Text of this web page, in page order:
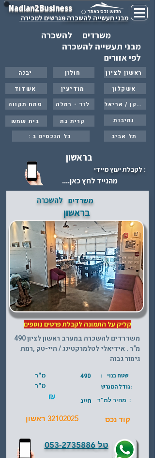
Nadlan2Business חפוש נכס באתר
מבני תעשייה להשכרה -מגרשים למכירה
משרדים
להשכרה
מבני תעשייה להשכרה
לפי אזורים
ראשון לציון חולון
יבנה
אשקלון
מודיעין
אשדוד
ברקן / אריאל
לוד - רמלה
פתח תקווה
נתיבות
קרית גת
בית שמש
תל אביב
: כל הנכסים ב
בראשון
: לקבלת יעוץ מיידי
מהנייד לחץ כאן....
משרדים להשכרה
בראשון
קליק על התמונה לקבלת פרטים נוספים
משדרדים להשכרה במערב ראשון לציון 490
מ"ר . אידיאלי לטלמרקטינג / היי-טק ,רמת
גימור גבוה
שטח בנוי : 490
:גודל המגרש
: מחיר למ"ר חייג
טל 053-2735886
מ"ר
מ"ר
₪
קוד נכס 32102025 ראשון